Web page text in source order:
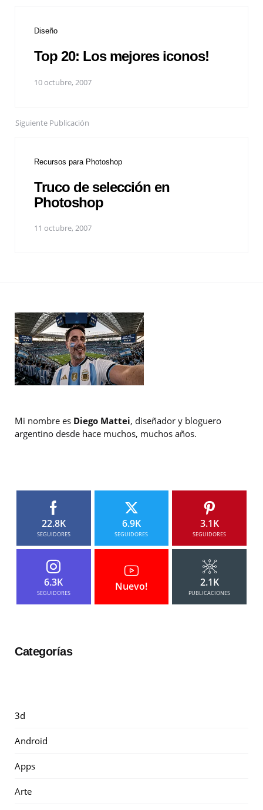
Diseño
Top 20: Los mejores iconos!
10 octubre, 2007
Siguiente Publicación
Recursos para Photoshop
Truco de selección en
Photoshop
11 octubre, 2007
Mi nombre es Diego Mattei, diseñador y bloguero
argentino desde hace muchos, muchos años.
22.8K
SEGUIDORES
6.9K
SEGUIDORES
3.1K
SEGUIDORES
6.3K
SEGUIDORES
Nuevo! 2.1K
PUBLICACIONES
Categorías
3d
Android
Apps
Arte